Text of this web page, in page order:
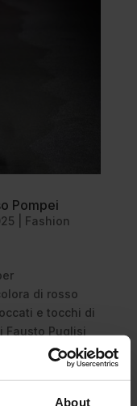
About
Pompei
Fashion
di rosso
e tocchi di
Fausto Puglisi
direzione